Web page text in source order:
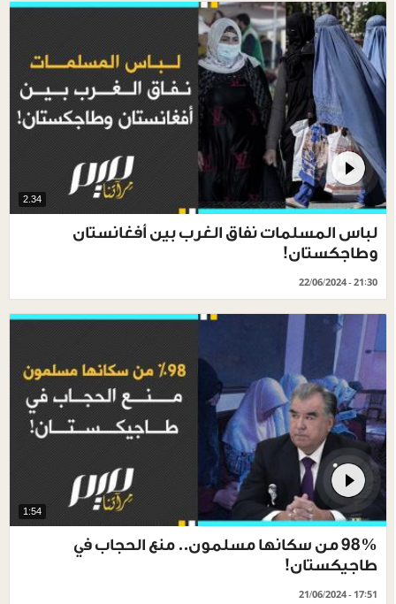
2.34
لباس المسلمات نفاق الغرب بين أفغانستان
وطاجكستان!
22/06/2024 - 21:30
1:54
98% من سكانها مسلمون.. منع الحجاب في
طاجيكستان!‎
21/06/2024 - 17:51